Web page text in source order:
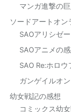
マンガ進撃の
ソードアートオン
SAOアリシゼ
SAOアニメの
SAO Re:ホロ
ガンゲイルオ
幼女戦記の感想
コミックス幼